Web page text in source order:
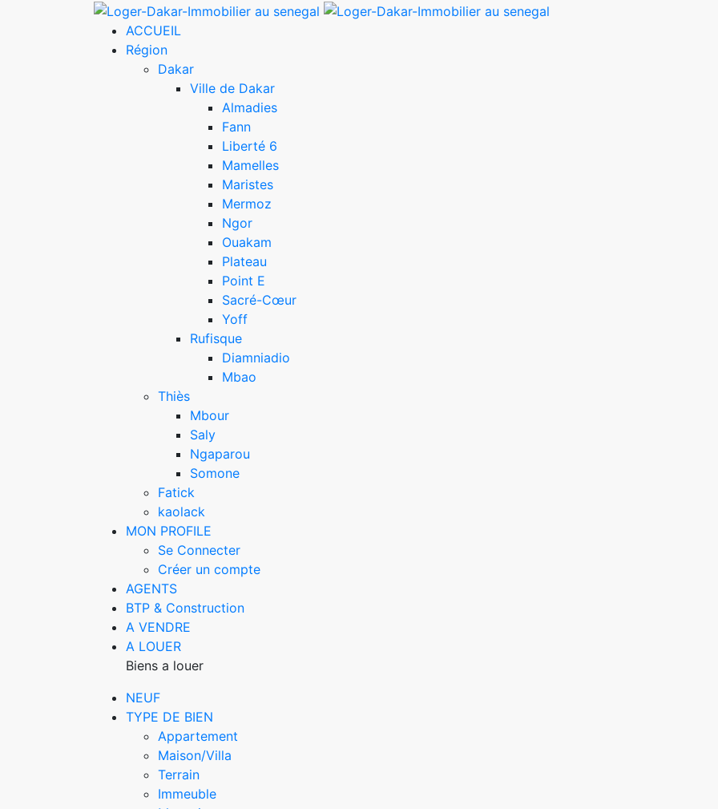
ACCUEIL
Région
Dakar
Ville de Dakar
Almadies
Fann
Liberté 6
Mamelles
Maristes
Mermoz
Ngor
Ouakam
Plateau
Point E
Sacré-Cœur
Yoff
Rufisque
Diamniadio
Mbao
Thiès
Mbour
Saly
Ngaparou
Somone
Fatick
kaolack
MON PROFILE
Se Connecter
Créer un compte
AGENTS
BTP & Construction
A VENDRE
A LOUER
Biens a louer
NEUF
TYPE DE BIEN
Appartement
Maison/Villa
Terrain
Immeuble